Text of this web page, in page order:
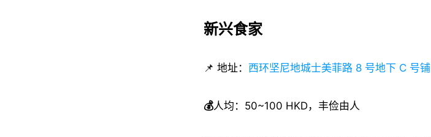
新兴食家
📌 地址： 西环坚尼地城士美菲路 8 号地下 C 号铺
💰人均：50~100 HKD，丰俭由人